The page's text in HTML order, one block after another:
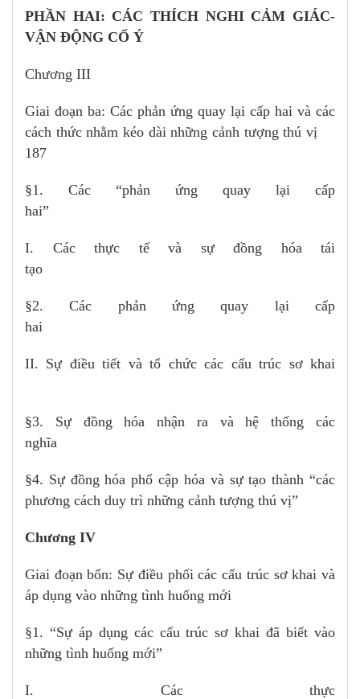
PHẦN HAI: CÁC THÍCH NGHI CẢM GIÁC-
VẬN ĐỘNG CỐ Ý
Chương III
Giai đoạn ba: Các phản ứng quay lại cấp hai và các
cách thức nhằm kéo dài những cảnh tượng thú vị
187
§1. Các “phản ứng quay lại cấp
hai”
I. Các thực tế và sự đồng hóa tái
tạo
§2. Các phản ứng quay lại cấp
hai
II. Sự điều tiết và tổ chức các cấu trúc sơ khai
§3. Sự đồng hóa nhận ra và hệ thống các
nghĩa
§4. Sự đồng hóa phổ cập hóa và sự tạo thành “các
phương cách duy trì những cảnh tượng thú vị”
Chương IV
Giai đoạn bốn: Sự điều phối các cấu trúc sơ khai và
áp dụng vào những tình huống mới
§1. “Sự áp dụng các cấu trúc sơ khai đã biết vào
những tình huống mới”
I. Các thực